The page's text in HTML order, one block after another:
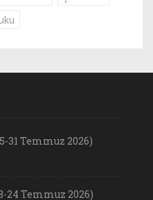
31 Temmuz 2026)
24 Temmuz 2026)